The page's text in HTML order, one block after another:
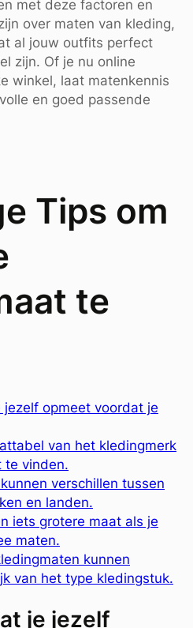
met deze factoren en
over maten van kleding,
al jouw outfits perfect
zijn. Of je nu online
winkel, laat matenkennis
en goed passende
Tips om
te
jezelf opmeet voordat je
van het kledingmerk
te vinden.
verschillen tussen
en landen.
iets grotere maat als je
maten.
kunnen
van het type kledingstuk.
je jezelf